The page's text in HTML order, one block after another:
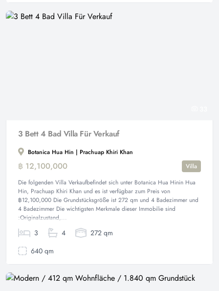
3 Bett 4 Bad Villa Für Verkauf
Botanica Hua Hin | Prachuap Khiri Khan
฿ 12,100,000
Villa
Die folgenden Villa Verkaufbefindet sich unter Botanica Hua Hinin Hua
Hin, Prachuap Khiri Khan und es ist verfügbar zum Preis von
฿12,100,000 Die Grundstücksgröße ist 272 qm und 4 Badezimmer und
4 Badezimmer Die wichtigsten Merkmale dieser Immobilie sind
:Originalzustand,...
3 4
272 qm
640 qm